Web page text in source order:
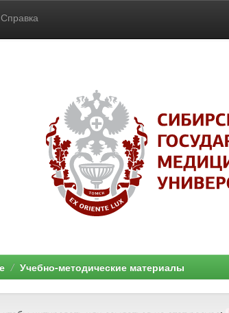
Справка
Учебно-методические материалы